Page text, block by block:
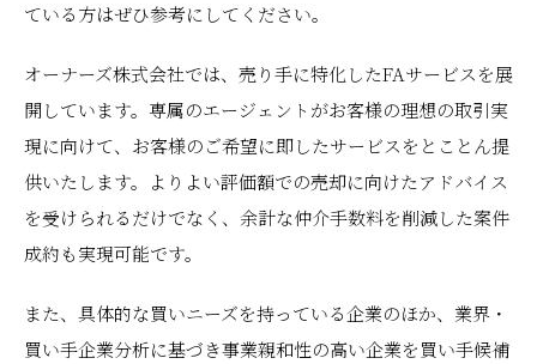
ている方はぜひ参考にしてください。
オーナーズ株式会社では、売り手に特化したFAサービスを展
開しています。専属のエージェントがお客様の理想の取引実
現に向けて、お客様のご希望に即したサービスをとことん提
供いたします。よりよい評価額での売却に向けたアドバイス
を受けられるだけでなく、余計な仲介手数料を削減した案件
成約も実現可能です。
また、具体的な買いニーズを持っている企業のほか、業界・
買い手企業分析に基づき事業親和性の高い企業を買い手候補